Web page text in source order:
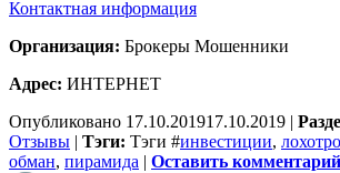
Контактная информация
Организация: Брокеры Мошенники
Адрес: ИНТЕРНЕТ
Опубликовано 17.10.201917.10.2019 |
Отзывы | Тэги: Тэги #инвестиции,
обман, пирамида | Оставить комментарий